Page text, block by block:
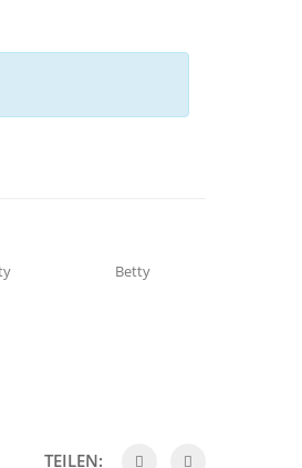
Betty
TEILEN: